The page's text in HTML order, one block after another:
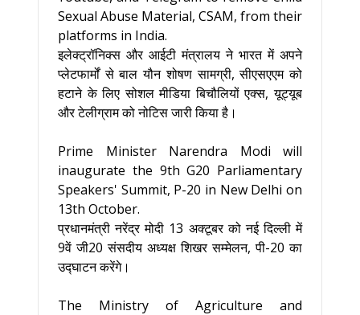
Sexual Abuse Material, CSAM, from their
platforms in India.
इलेक्ट्रॉनिक्स और आईटी मंत्रालय ने भारत में अपने
प्लेटफार्मों से बाल यौन शोषण सामग्री, सीएसएएम को
हटाने के लिए सोशल मीडिया बिचौलियों एक्स, यूट्यूब
और टेलीग्राम को नोटिस जारी किया है।
Prime Minister Narendra Modi will
inaugurate the 9th G20 Parliamentary
Speakers' Summit, P-20 in New Delhi on
13th October.
प्रधानमंत्री नरेंद्र मोदी 13 अक्टूबर को नई दिल्ली में
9वें जी20 संसदीय अध्यक्ष शिखर सम्मेलन, पी-20 का
उद्घाटन करेंगे।
The Ministry of Agriculture and